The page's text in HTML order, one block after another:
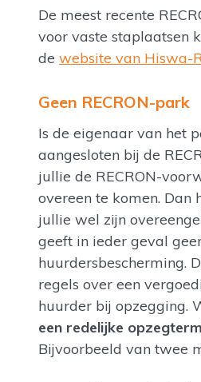
De meest recente
voor vaste staplaatsen
de website van Hiswa-
Geen RECRON-park
Is de eigenaar van het
aangesloten bij de
jullie de RECRON-
overeen te komen. Dan
jullie wel zijn
geeft in ieder geval
huurdersbescherming.
regels over een
huurder bij opzegging.
een redelijke
Bijvoorbeeld van twee